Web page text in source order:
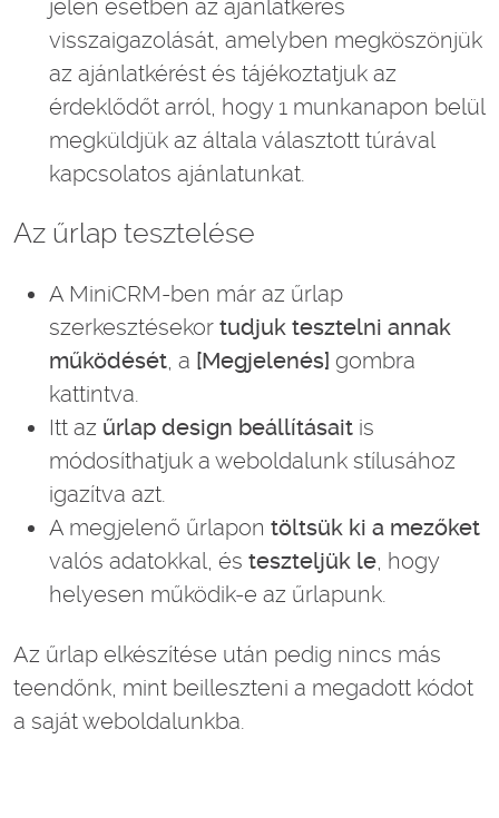
jelen esetben az ajánlatkérés
visszaigazolását, amelyben megköszönjük
az ajánlatkérést és tájékoztatjuk az
érdeklődőt arról, hogy 1 munkanapon belül
megküldjük az általa választott túrával
kapcsolatos ajánlatunkat.
Az űrlap tesztelése
A MiniCRM-ben már az űrlap
szerkesztésekor tudjuk tesztelni annak
működését , a [Megjelenés] gombra
kattintva.
Itt az űrlap design beállításait is
módosíthatjuk a weboldalunk stílusához
igazítva azt.
A megjelenő űrlapon töltsük ki a mezőket
valós adatokkal, és teszteljük le , hogy
helyesen működik-e az űrlapunk.
Az űrlap elkészítése után pedig nincs más
teendőnk, mint beilleszteni a megadott kódot
a saját weboldalunkba.